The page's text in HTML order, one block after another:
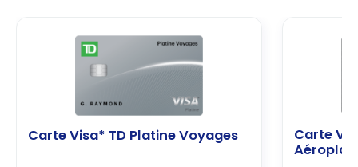
Carte Visa* TD Platine Voyages
Carte
Aéroplan